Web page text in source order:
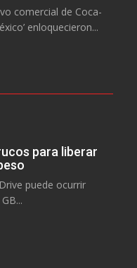
comercial de Coca-
enloquecieron...
para liberar
puede ocurrir